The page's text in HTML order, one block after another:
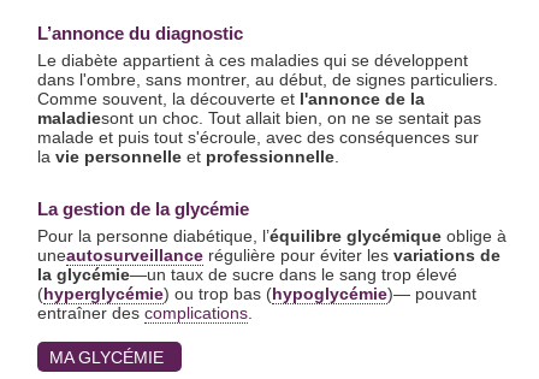
u
s
o
n
e
_
r
e
c
e
s
L’annonce du diagnostic
Le diabète appartient à ces maladies qui se développent
dans l'ombre, sans montrer, au début, de signes particuliers.
Comme souvent, la découverte et l'annonce de la
maladiesont un choc. Tout allait bien, on ne se sentait pas
malade et puis tout s'écroule, avec des conséquences sur
la vie personnelle et professionnelle
La gestion de la glycémie
Pour la personne diabétique, l’équilibre glycémique oblige à
uneautosurveillance régulière pour éviter les variations de
la glycémie—un taux de sucre dans le sang trop élevé
(hyperglycémie) ou trop bas (hypoglycémie)— pouvant
entraîner des complications
MA GLYCÉMIE